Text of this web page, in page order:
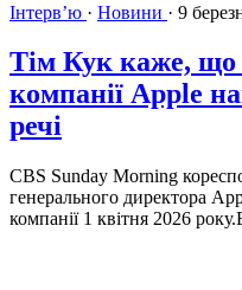
Інтервʼю · Новини · 9
Тім Кук каже, що
компанії Apple
речі
CBS Sunday Morning
генерального директора
компанії 1 квітня 2026